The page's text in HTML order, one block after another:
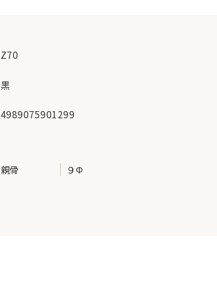
Z70
黒
4989075901299
親骨 ９Φ